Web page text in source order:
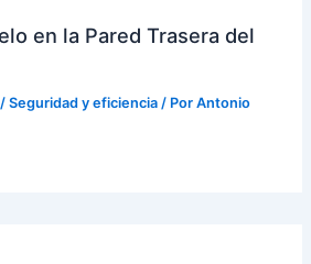
en la Pared Trasera del
/Seguridad y eficiencia / PorAntonio